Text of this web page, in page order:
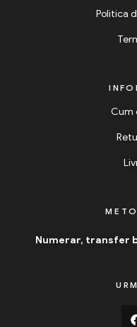
Politica
Cum
Numerar, transfer